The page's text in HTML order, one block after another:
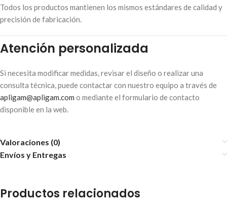
Todos los productos mantienen los mismos estándares de calidad y
precisión de fabricación.
Atención personalizada
Si necesita modificar medidas, revisar el diseño o realizar una
consulta técnica, puede contactar con nuestro equipo a través de
apligam@apligam.com o mediante el formulario de contacto
disponible en la web.
Valoraciones (0)
Envíos y Entregas
Productos relacionados